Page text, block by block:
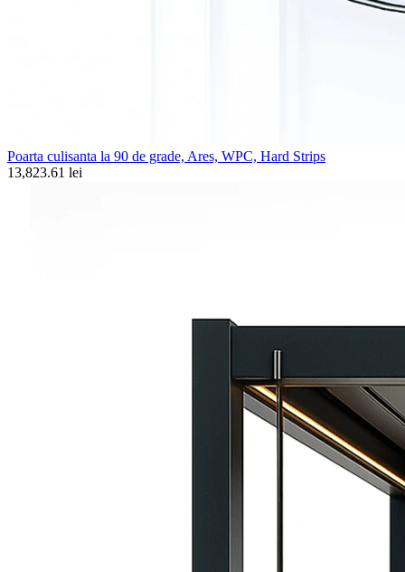
Poarta culisanta la 90 de grade, Ares, WPC, Hard Strips
13,823.61 lei